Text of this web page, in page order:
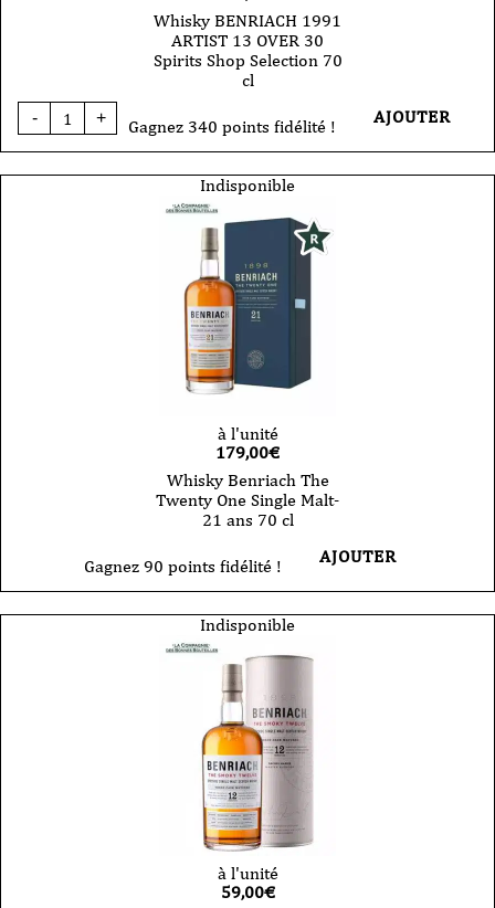
Whisky BENRIACH 1991
ARTIST 13 OVER 30
Spirits Shop Selection 70
cl
-
quantité
de
1991
+ Gagnez 340 points fidélité ! AJOUTER
Indisponible
à l'unité
179,00€
Whisky Benriach The
Twenty One Single Malt-
21 ans 70 cl
Gagnez 90 points fidélité ! AJOUTER
Indisponible
à l'unité
59,00€